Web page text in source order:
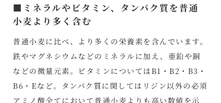
■ミネラルやビタミン、タンパク質を普通
小麦より多く含む
普通小麦に比べ、より多くの栄養素を含んでいます。
鉄やマグネシウムなどのミネラルに加え、亜鉛や銅
などの微量元素。ビタミンについてはB1・B2・B3・
B6・Eなど。タンパク質に関してはリジン以外の必須
アミノ酸全てにおいて普通小麦よりも高い数値を示